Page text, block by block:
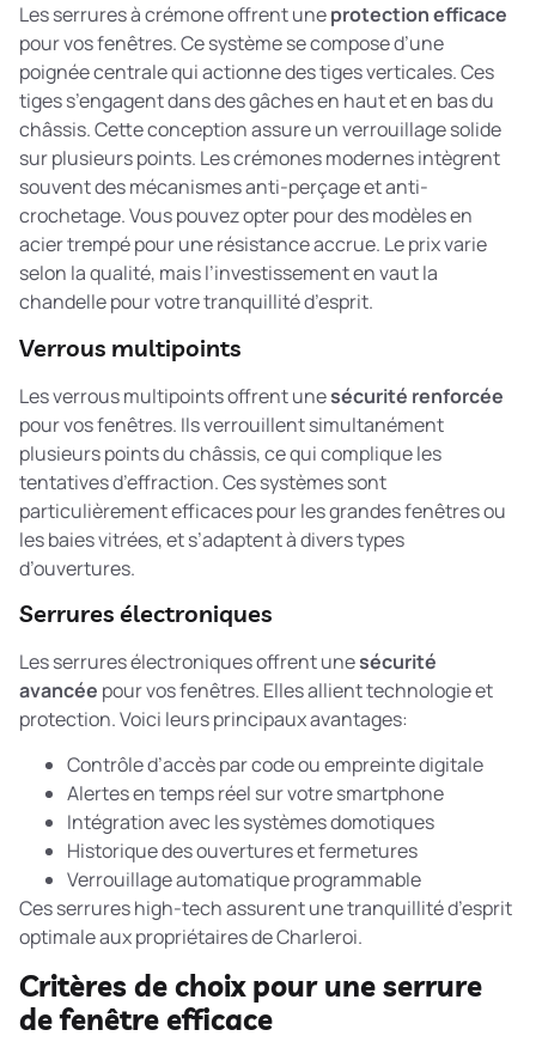
Les serrures à crémone offrent uneprotection efficace
pour vos fenêtres. Ce système se compose d’une
poignée centrale qui actionne des tiges verticales. Ces
tiges s’engagent dans des gâches en haut et en bas du
châssis. Cette conception assure un verrouillage solide
sur plusieurs points. Les crémones modernes intègrent
souvent des mécanismes anti-perçage et anti-
crochetage. Vous pouvez opter pour des modèles en
acier trempé pour une résistance accrue. Le prix varie
selon la qualité, mais l’investissement en vaut la
chandelle pour votre tranquillité d’esprit.
Verrous multipoints
Les verrous multipoints offrent unesécurité renforcée
pour vos fenêtres. Ils verrouillent simultanément
plusieurs points du châssis, ce qui complique les
tentatives d’effraction. Ces systèmes sont
particulièrement efficaces pour les grandes fenêtres ou
les baies vitrées, et s’adaptent à divers types
d’ouvertures.
Serrures électroniques
Les serrures électroniques offrent unesécurité
avancée pour vos fenêtres. Elles allient technologie et
protection. Voici leurs principaux avantages:
Contrôle d’accès par code ou empreinte digitale
Alertes en temps réel sur votre smartphone
Intégration avec les systèmes domotiques
Historique des ouvertures et fermetures
Verrouillage automatique programmable
Ces serrures high-tech assurent une tranquillité d’esprit
optimale aux propriétaires de Charleroi.
Critères de choix pour une serrure
de fenêtre efficace